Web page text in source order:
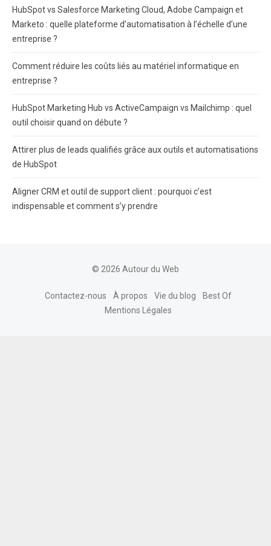
HubSpot vs Salesforce Marketing Cloud, Adobe Campaign et
Marketo : quelle plateforme d’automatisation à l’échelle d’une
entreprise ?
Comment réduire les coûts liés au matériel informatique en
entreprise ?
HubSpot Marketing Hub vs ActiveCampaign vs Mailchimp : quel
outil choisir quand on débute ?
Attirer plus de leads qualifiés grâce aux outils et automatisations
de HubSpot
Aligner CRM et outil de support client : pourquoi c’est
indispensable et comment s’y prendre
© 2026 Autour du Web
Contactez-nous À propos Vie du blog
Best Of
Mentions Légales